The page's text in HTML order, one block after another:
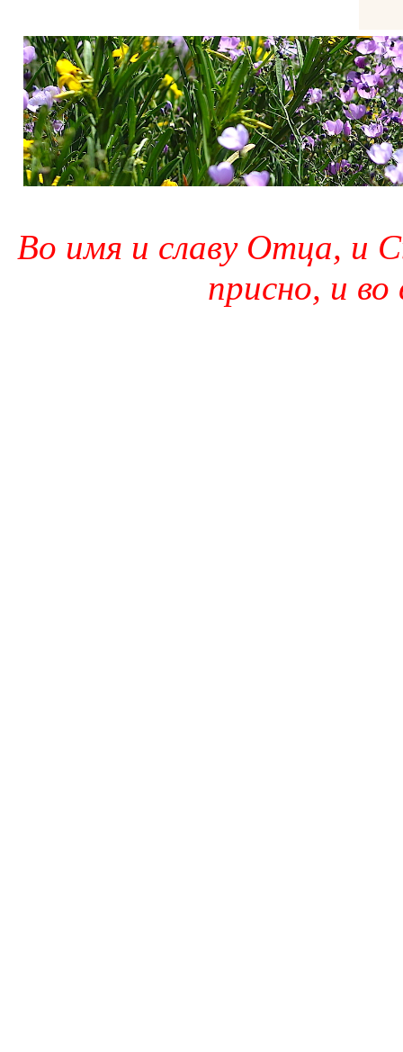
Во имя и славу Отца, и
присно, и во